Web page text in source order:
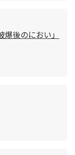
後のにおい」